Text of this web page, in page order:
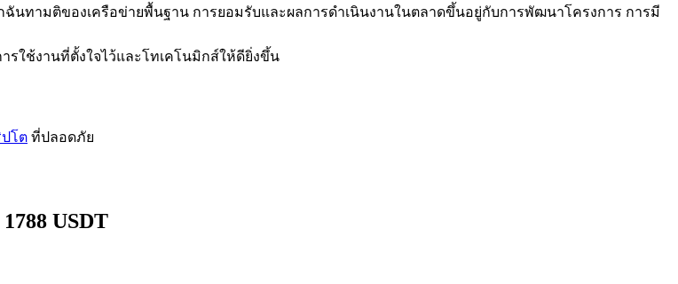
นทามติของเครือข่ายพื้นฐาน การยอมรับและผลการดำเนินงานในตลาดขึ้นอยู่กับการพัฒนาโครงการ การมี
รใช้งานที่ตั้งใจไว้และโทเคโนมิกส์ให้ดียิ่งขึ้น
โต ที่ปลอดภัย
USDT